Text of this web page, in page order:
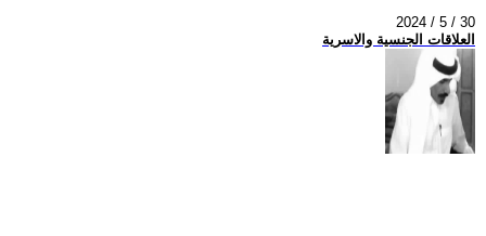
2024 / 5 / 30
العلاقات الجنسية والاسرية